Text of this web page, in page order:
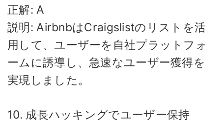
正解: A
説明: AirbnbはCraigslistのリストを活
用して、ユーザーを自社プラットフォ
ームに誘導し、急速なユーザー獲得を
実現しました。
10. 成長ハッキングでユーザー保持